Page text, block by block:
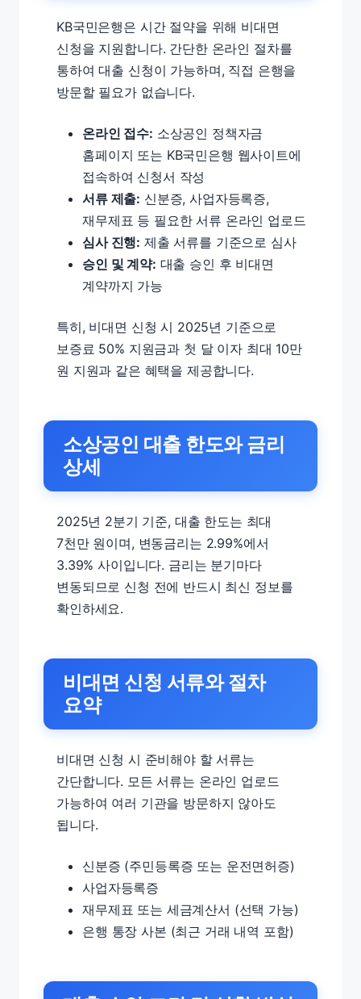
KB국민은행은 시간 절약을 위해 비대면
신청을 지원합니다. 간단한 온라인 절차를
통하여 대출 신청이 가능하며, 직접 은행을
방문할 필요가 없습니다.
온라인 접수: 소상공인 정책자금
홈페이지 또는 KB국민은행 웹사이트에
접속하여 신청서 작성
서류 제출: 신분증, 사업자등록증,
재무제표 등 필요한 서류 온라인 업로드
심사 진행: 제출 서류를 기준으로 심사
승인 및 계약: 대출 승인 후 비대면
계약까지 가능
특히, 비대면 신청 시 2025년 기준으로
보증료 50% 지원금과 첫 달 이자 최대 10만
원 지원과 같은 혜택을 제공합니다.
소상공인 대출 한도와 금리
상세
2025년 2분기 기준, 대출 한도는 최대
7천만 원이며, 변동금리는 2.99%에서
3.39% 사이입니다. 금리는 분기마다
변동되므로 신청 전에 반드시 최신 정보를
확인하세요.
비대면 신청 서류와 절차
요약
비대면 신청 시 준비해야 할 서류는
간단합니다. 모든 서류는 온라인 업로드
가능하여 여러 기관을 방문하지 않아도
됩니다.
신분증 (주민등록증 또는 운전면허증)
사업자등록증
재무제표 또는 세금계산서 (선택 가능)
은행 통장 사본 (최근 거래 내역 포함)